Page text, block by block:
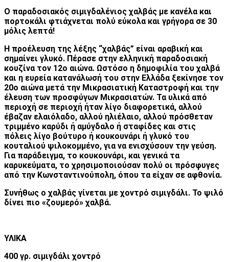
Ο παραδοσιακός σιμιγδαλένιος χαλβάς με κανέλα και
πορτοκάλι φτιάχνεται πολύ εύκολα και γρήγορα σε 30
μόλις λεπτά!
Η προέλευση της λέξης “χαλβάς” είναι αραβική και
σημαίνει γλυκό. Πέρασε στην ελληνική παραδοσιακή
κουζίνα τον 12ο αιώνα. Ωστόσο η δημοφιλία του χαλβά
και η ευρεία κατανάλωσή του στην Ελλάδα ξεκίνησε τον
20ο αιώνα μετά την Μικρασιατική Καταστροφή και την
έλευση των προσφύγων Μικρασιατών. Τα υλικά από
περιοχή σε περιοχή ήταν λίγο διαφορετικά, αλλού
έβαζαν ελαιόλαδο, αλλού ηλιέλαιο, αλλού πρόσθεταν
τριμμένο καρύδι ή αμύγδαλο ή σταφίδες και στις
πόλεις λίγο βούτυρο ή κουκουνάρι ή γλυκό του
κουταλιού ψιλοκομμένο, για να ενισχύσουν την γεύση.
Για παράδειγμα, το κουκουνάρι, και γενικά τα
καρυκεύματα, το χρησιμοποιούσαν πολύ οι πρόσφυγες
από την Κωνσταντινούπολη, όπου τα είχαν σε αφθονία.
Συνήθως ο χαλβάς γίνεται με χοντρό σιμιγδάλι. Το ψιλό
δίνει πιο «ζουμερό» χαλβά.
ΥΛΙΚΑ
400 γρ. σιμιγδάλι χοντρό